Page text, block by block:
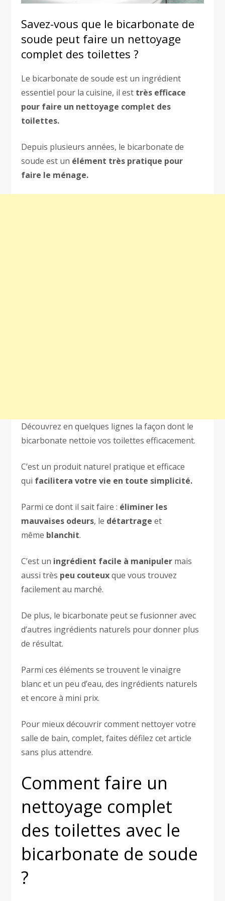
Savez-vous que le bicarbonate de
soude peut faire un nettoyage
complet des toilettes ?
Le bicarbonate de soude est un ingrédient
essentiel pour la cuisine, il est très efficace
pour faire un nettoyage complet des
toilettes.
Depuis plusieurs années, le bicarbonate de
soude est un élément très pratique pour
faire le ménage.
Découvrez en quelques lignes la façon dont le
bicarbonate nettoie vos toilettes efficacement.
C’est un produit naturel pratique et efficace
qui facilitera votre vie en toute simplicité.
Parmi ce dont il sait faire : éliminer les
mauvaises odeurs, le détartrage et
même blanchit.
C’est un ingrédient facile à manipuler mais
aussi très peu couteuxque vous trouvez
facilement au marché.
De plus, le bicarbonate peut se fusionner avec
d’autres ingrédients naturels pour donner plus
de résultat.
Parmi ces éléments se trouvent le vinaigre
blanc et un peu d’eau, des ingrédients naturels
et encore à mini prix.
Pour mieux découvrir comment nettoyer votre
salle de bain, complet, faites défilez cet article
sans plus attendre.
Comment faire un
nettoyage complet
des toilettes avec le
bicarbonate de soude
?